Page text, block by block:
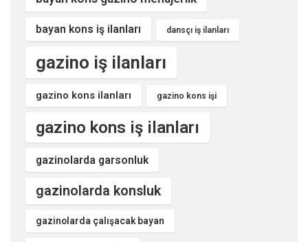
bayan kons iş ilanları dansçı iş ilanları
gazino iş ilanları
gazino kons ilanları gazino kons işi
gazino kons iş ilanları
gazinolarda garsonluk
gazinolarda konsluk
gazinolarda çalışacak bayan